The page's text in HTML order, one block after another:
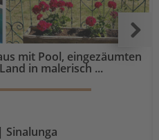
mit Pool, eingezäumten
in malerisch ...
Sinalunga